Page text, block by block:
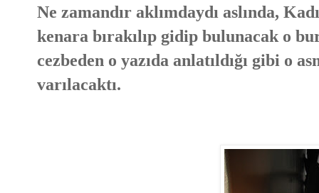
Ne zamandır aklımdaydı aslında,
kenara bırakılıp gidip bulunacak o
cezbeden o yazıda anlatıldığı gibi o
varılacaktı.